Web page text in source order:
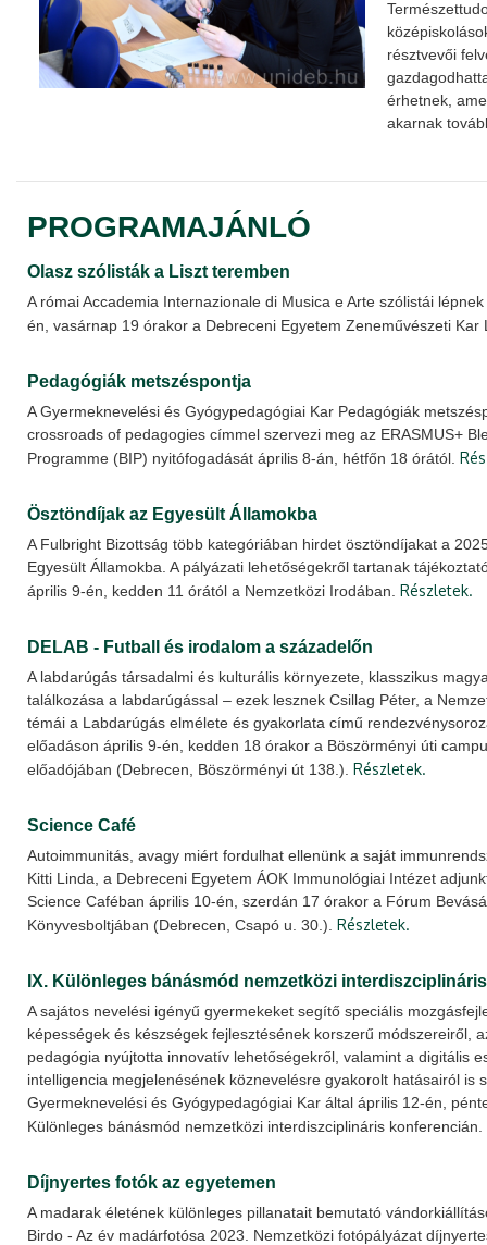
résztvevői
érhetnek,
akarnak
PROGRAMAJÁNLÓ
Olasz szólisták a Liszt teremben
A római Accademia Internazionale di Musica e Arte szólistái
én, vasárnap 19 órakor a Debreceni Egyetem Zeneművészeti
Pedagógiák metszéspontja
A Gyermeknevelési és Gyógypedagógiai Kar Pedagógiák
crossroads of pedagogies címmel szervezi meg az ERASMUS+
Programme (BIP) nyitófogadását április 8-án, hétfőn 18 órától.
Ösztöndíjak az Egyesült Államokba
A Fulbright Bizottság több kategóriában hirdet ösztöndíjakat a
Egyesült Államokba. A pályázati lehetőségekről tartanak
április 9-én, kedden 11 órától a Nemzetközi Irodában. Részletek.
DELAB - Futball és irodalom a századelőn
A labdarúgás társadalmi és kulturális környezete, klasszikus
találkozása a labdarúgással – ezek lesznek Csillag Péter, a
témái a Labdarúgás elmélete és gyakorlata című
előadáson április 9-én, kedden 18 órakor a Böszörményi úti
előadójában (Debrecen, Böszörményi út 138.). Részletek.
Science Café
Autoimmunitás, avagy miért fordulhat ellenünk a saját
Kitti Linda, a Debreceni Egyetem ÁOK Immunológiai Intézet
Science Caféban április 10-én, szerdán 17 órakor a Fórum
Könyvesboltjában (Debrecen, Csapó u. 30.). Részletek.
IX. Különleges bánásmód nemzetközi
A sajátos nevelési igényű gyermekeket segítő speciális
képességek és készségek fejlesztésének korszerű módszereiről,
pedagógia nyújtotta innovatív lehetőségekről, valamint a digitális
intelligencia megjelenésének köznevelésre gyakorolt hatásairól is
Gyermeknevelési és Gyógypedagógiai Kar által április 12-én,
Különleges bánásmód nemzetközi interdiszciplináris konferencián.
Díjnyertes fotók az egyetemen
A madarak életének különleges pillanatait bemutató
Birdo - Az év madárfotósa 2023. Nemzetközi fotópályázat